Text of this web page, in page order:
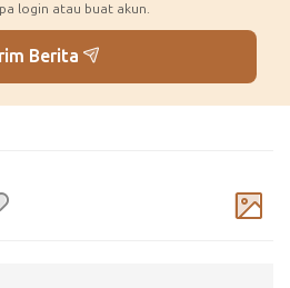
login atau buat akun.
Berita